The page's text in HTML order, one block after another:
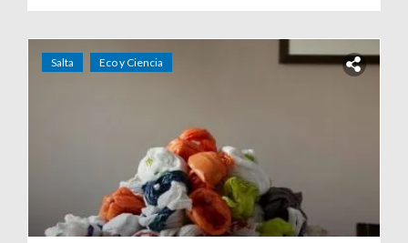
Salta Eco y Ciencia